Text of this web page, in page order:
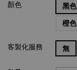
顏色 黑色
橙色
客製化服務 無